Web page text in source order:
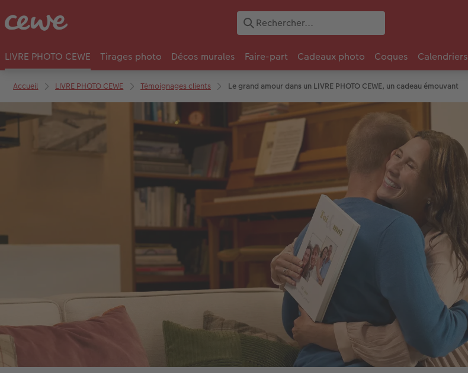
LIVRE PHOTO CEWE Tirages photo Décos murales Faire-part Cadeaux photo Coques Calendriers
Accueil LIVRE PHOTO CEWE Témoignages clients Le grand amour dans un LIVRE PHOTO CEWE, un cadeau émouvant